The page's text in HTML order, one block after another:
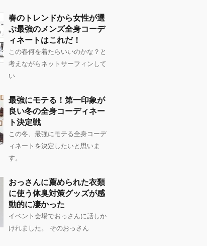
春のトレンドから女性が選
ぶ最強のメンズ全身コーデ
ィネートはこれだ！
この春何を着たらいいのかな？と
考えながらネットサーフィンして
い
最強にモテる！第一印象が
良い冬の全身コーディネー
ト決定戦
この冬、最強にモテる全身コーデ
ィネートを決定したいと思いま
す。
おっさんに薦められた衣類
に使う体臭対策グッズが感
動的に凄かった
イベント会場でおっさんに話しか
けれました。 そのおっさん